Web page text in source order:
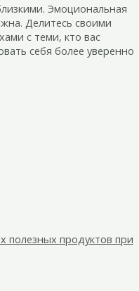
Эмоциональная
Делитесь своими
с теми, кто вас
себя более уверенно
полезных продуктов при